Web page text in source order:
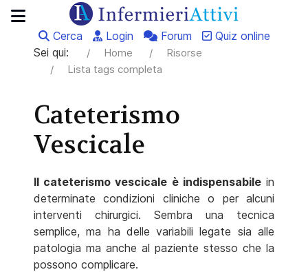
Cerca Login Forum
Quiz online
Sei qui:
Home
Risorse
Lista tags completa
Cateterismo
Vescicale
Il cateterismo vescicale è indispensabilein
determinate condizioni cliniche o per alcuni
interventi chirurgici. Sembra una tecnica
semplice, ma ha delle variabili legate sia alle
patologia ma anche al paziente stesso che la
possono complicare.